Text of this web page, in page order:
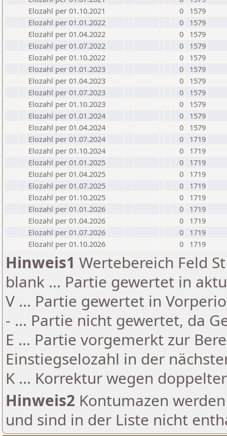
Elozahl per 01.10.2021
0
1579
Elozahl per 01.01.2022
0
1579
Elozahl per 01.04.2022
0
1579
Elozahl per 01.07.2022
0
1579
Elozahl per 01.10.2022
0
1579
Elozahl per 01.01.2023
0
1579
Elozahl per 01.04.2023
0
1579
Elozahl per 01.07.2023
0
1579
Elozahl per 01.10.2023
0
1579
Elozahl per 01.01.2024
0
1579
Elozahl per 01.04.2024
0
1579
Elozahl per 01.07.2024
0
1719
Elozahl per 01.10.2024
0
1719
Elozahl per 01.01.2025
0
1719
Elozahl per 01.04.2025
0
1719
Elozahl per 01.07.2025
0
1719
Elozahl per 01.10.2025
0
1719
Elozahl per 01.01.2026
0
1719
Elozahl per 01.04.2026
0
1719
Elozahl per 01.07.2026
0
1719
Elozahl per 01.10.2026
0 1719
Hinweis1 Wertebereich Feld
blank ... Partie gewertet in
V ... Partie gewertet in
- ... Partie nicht gewertet, da
E ... Partie vorgemerkt zur
Einstiegselozahl in der
K ... Korrektur wegen
Hinweis2 Kontumazen
und sind in der Liste nicht